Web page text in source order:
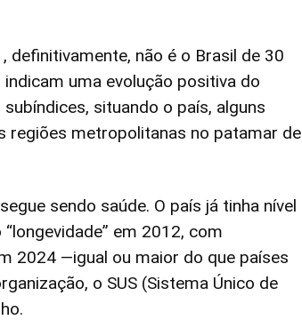
definitivamente, não é o Brasil de 30
uma evolução positiva do
subíndices, situando o país, alguns
regiões metropolitanas no patamar de
sendo saúde. O país já tinha nível
em 2012, com
2024 —igual ou maior do que países
o SUS (Sistema Único de